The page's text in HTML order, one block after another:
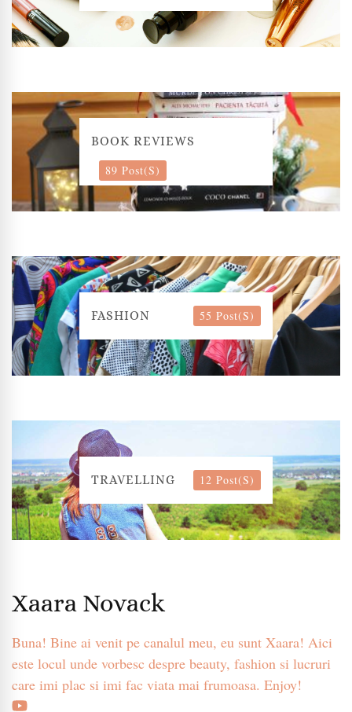
BOOK REVIEWS
89 Post(s)
FASHION 55 Post(s)
TRAVELLING 12 Post(s)
Xaara Novack
Buna! Bine ai venit pe canalul meu, eu sunt Xaara! Aici
este locul unde vorbesc despre beauty, fashion si lucruri
care imi plac si imi fac viata mai frumoasa. Enjoy!